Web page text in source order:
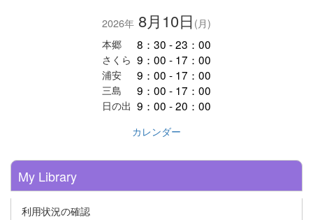
2026年 8月10日 (月)
本郷
8：30 - 23：00
さくら 9：00 - 17：00
浦安 9：00 - 17：00
三島 9：00 - 17：00
日の出 9：00 - 20：00
カレンダー
My Library
利用状況の確認